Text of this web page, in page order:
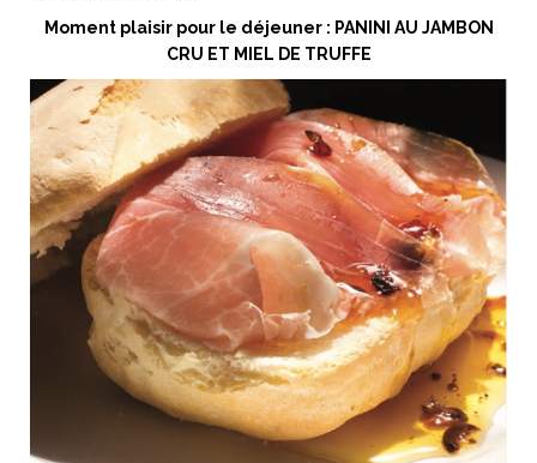
Moment plaisir pour le déjeuner : PANINI AU JAMBON
CRU ET MIEL DE TRUFFE